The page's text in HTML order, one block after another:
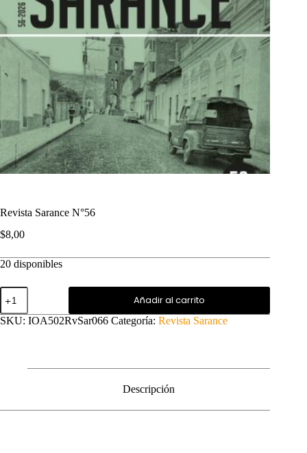
Revista Sarance N°56
$8,00
20 disponibles
Revista
Sarance
N°56
cantidad
Añadir al carrito
SKU: IOA502RvSar066 Categoría: Revista Sarance
Descripción